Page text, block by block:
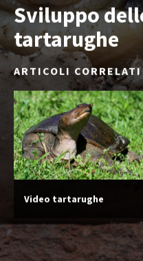
Sviluppo
tartarughe
ARTICOLI CORRELATI
Video tartarughe